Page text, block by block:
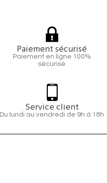
Paiement sécurisé
Paiement en ligne 100%
sécurisé
Service client
Du lundi au vendredi de 9h à 18h